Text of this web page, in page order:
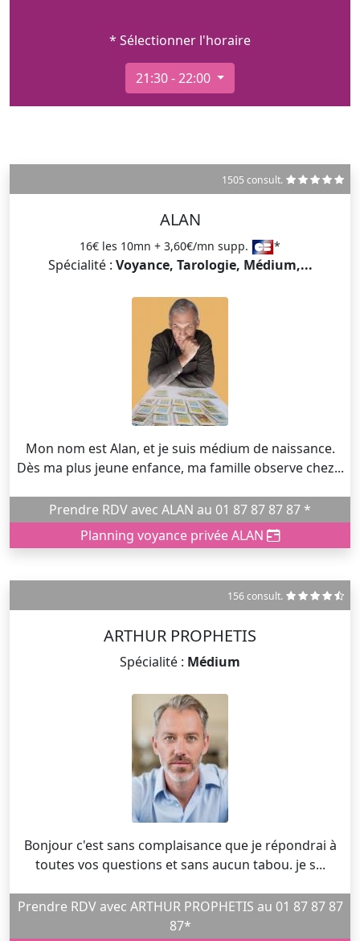
* Sélectionner l'horaire
21:30 - 22:00
1505 consult.
ALAN
16€ les 10mn + 3,60€/mn supp. *
Spécialité : Voyance, Tarologie, Médium,...
Mon nom est Alan, et je suis médium de naissance.
Dès ma plus jeune enfance, ma famille observe chez...
Prendre RDV avec ALAN au 01 87 87 87 87 *
Planning voyance privée ALAN
156 consult.
ARTHUR PROPHETIS
Spécialité : Médium
Bonjour c'est sans complaisance que je répondrai à
toutes vos questions et sans aucun tabou. je s...
Prendre RDV avec ARTHUR PROPHETIS au 01 87 87 87
87*